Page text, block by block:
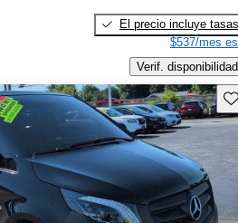
El precio incluye tasas
$537/mes
Verif. disponibilidad